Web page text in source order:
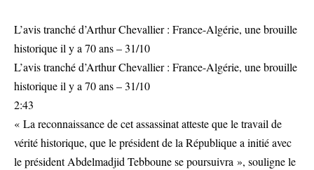
L’avis tranché d’Arthur Chevallier : France-Algérie, une brouille
historique il y a 70 ans – 31/10
L’avis tranché d’Arthur Chevallier : France-Algérie, une brouille
historique il y a 70 ans – 31/10
2:43
« La reconnaissance de cet assassinat atteste que le travail de
vérité historique, que le président de la République a initié avec
le président Abdelmadjid Tebboune se poursuivra », souligne le